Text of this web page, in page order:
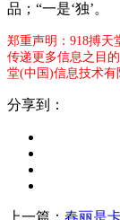
品；“一是‘独’。
郑重声明：918搏天
传递更多信息之目
堂(中国)信息技术有
分享到：